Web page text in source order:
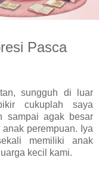
Pasca
sungguh di luar
cukuplah saya
sampai agak besar
perempuan. Iya
memiliki anak
kecil kami.